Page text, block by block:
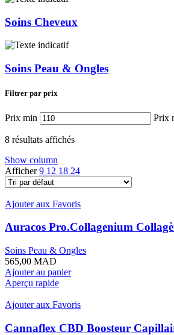
Soins Cheveux
Soins Peau & Ongles
Filtrer par prix
Prix min Prix
8 résultats affichés
Show column
Afficher9 12 18 24
Ajouter aux Favoris
Auracos Pro.Collagenium
Soins Peau & Ongles
565,00 MAD
Ajouter au panier
Aperçu rapide
Ajouter aux Favoris
Cannaflex CBD Boosteur